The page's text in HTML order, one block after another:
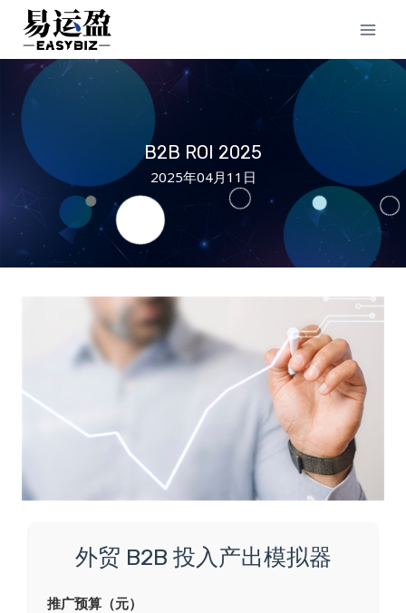
content
B2B ROI 2025
2025年04月11日
外贸 B2B 投入产出模拟器
推广预算（元）